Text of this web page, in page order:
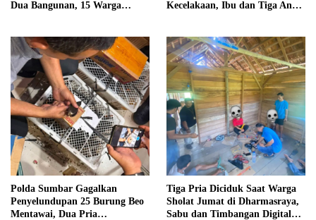
Dua Bangunan, 15 Warga
Kecelakaan, Ibu dan Tiga Anak
Polda Sumbar Gagalkan
Penyelundupan 25 Burung Beo
Mentawai, Dua Pria
Tiga Pria Diciduk Saat Warga
Sholat Jumat di Dharmasraya,
Sabu dan Timbangan Digital